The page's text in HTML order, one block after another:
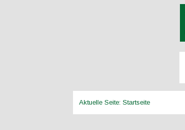
Aktuelle Seite:Startseite